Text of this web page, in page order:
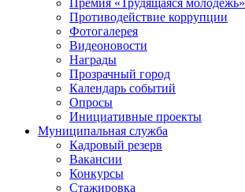
Премия «Трудящаяся молодежь»
Противодействие коррупции
Фотогалерея
Видеоновости
Награды
Прозрачный город
Календарь событий
Опросы
Инициативные проекты
Муниципальная служба
Кадровый резерв
Вакансии
Конкурсы
Стажировка